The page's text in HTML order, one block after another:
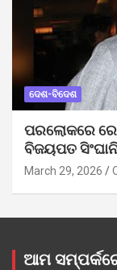
ଦେଶ-ବିଦେଶ
ପରଲୋକରେ
ବିଜୟପତ
March 29, 2026
ଆମ